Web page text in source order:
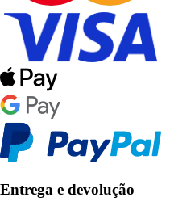
Entrega e devolução